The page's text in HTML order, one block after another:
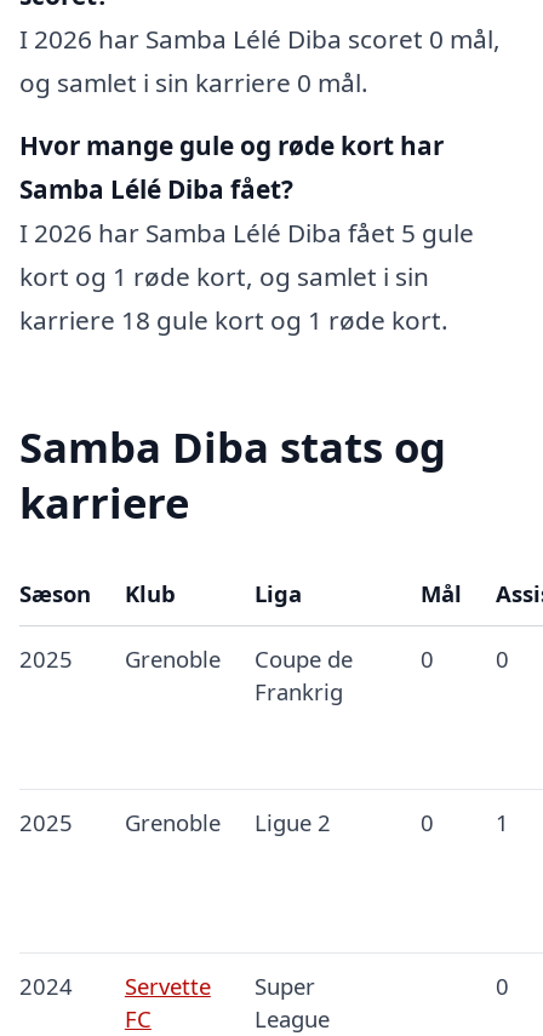
I 2026 har Samba Lélé Diba scoret 0 mål,
og samlet i sin karriere 0 mål.
Hvor mange gule og røde kort har
Samba Lélé Diba fået?
I 2026 har Samba Lélé Diba fået 5 gule
kort og 1 røde kort, og samlet i sin
karriere 18 gule kort og 1 røde kort.
Samba Diba stats og
karriere
Sæson Klub Liga Mål
2025 Grenoble
Coupe de
Frankrig
0 0
2025 Grenoble Ligue 2 0 1
2024
Servette
FC
Super
League
0